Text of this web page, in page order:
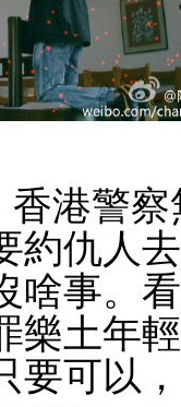
香港警
約仇人
啥事。
樂土年
要可以